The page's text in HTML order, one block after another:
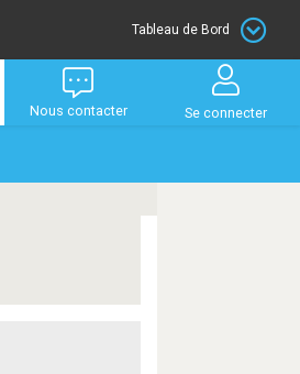
Tableau de Bord
Nous contacter Se connecter